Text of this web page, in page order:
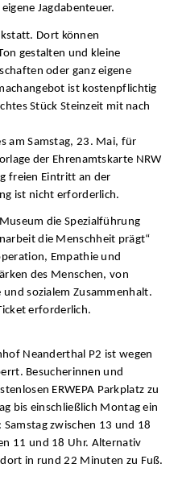
Jagdabenteuer.
Dort können
gestalten und kleine
oder ganz eigene
ist kostenpflichtig
Stück Steinzeit mit nach
am Samstag, 23. Mai, für
der Ehrenamtskarte NRW
freien Eintritt an der
ist nicht erforderlich.
die Spezialführung
die Menschheit prägt“
Empathie und
des Menschen, von
und sozialem Zusammenhalt.
erforderlich.
Neanderthal P2 ist wegen
Besucherinnen und
ERWEPA Parkplatz zu
bis einschließlich Montag ein
zwischen 13 und 18
11 und 18 Uhr. Alternativ
in rund 22 Minuten zu Fuß.